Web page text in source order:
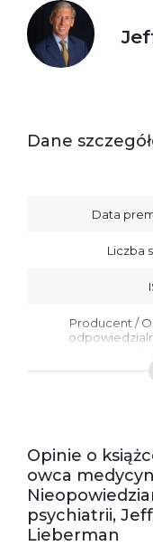
Dane
Data
Liczba
Producent /
Ostrzeżenia
informacje
Opinie o
owca
psychiatrii,
Lieberman